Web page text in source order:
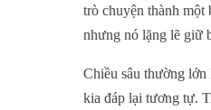
trò chuyện thành
nhưng nó lặng lẽ giữ
Chiều sâu thường
kia đáp lại tương tự.